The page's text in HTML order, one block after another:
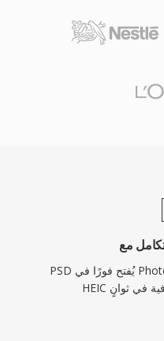
PSD يُفتح فورًا في Photoshop بدقة ألوان كاملة. صورة